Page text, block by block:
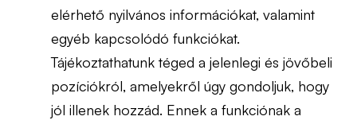
elérhető nyilvános információkat, valamint
egyéb kapcsolódó funkciókat.
Tájékoztathatunk téged a jelenlegi és jövőbeli
pozíciókról, amelyekről úgy gondoljuk, hogy
jól illenek hozzád. Ennek a funkciónak a